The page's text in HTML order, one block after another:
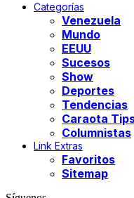
Categorías
Venezuela
Mundo
EEUU
Sucesos
Show
Deportes
Tendencias
Caraota
Columnistas
Link Extras
Favoritos
Sitemap